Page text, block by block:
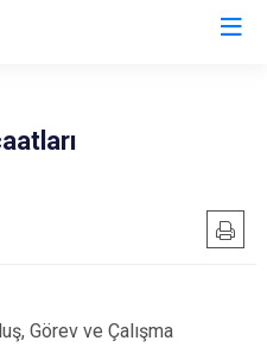
Görev ve Çalışma